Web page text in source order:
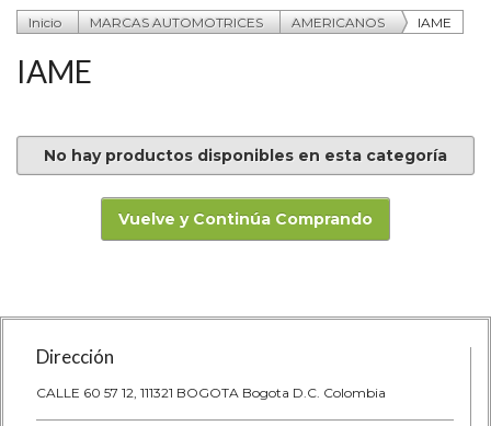
Inicio MARCAS AUTOMOTRICES AMERICANOS IAME
IAME
No hay productos disponibles en esta categoría
Vuelve y Continúa Comprando
Dirección
CALLE 60 57 12, 111321 BOGOTA Bogota D.C. Colombia